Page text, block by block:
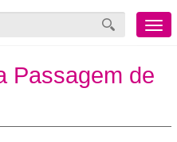
Menu
mobile
Passagem de